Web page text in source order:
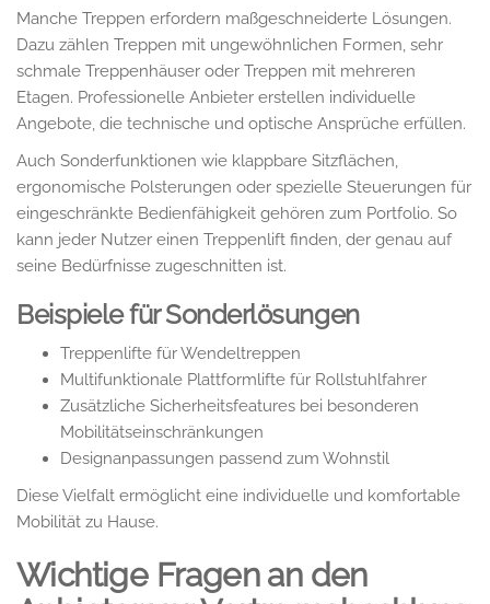
Manche Treppen erfordern maßgeschneiderte Lösungen.
Dazu zählen Treppen mit ungewöhnlichen Formen, sehr
schmale Treppenhäuser oder Treppen mit mehreren
Etagen. Professionelle Anbieter erstellen individuelle
Angebote, die technische und optische Ansprüche erfüllen.
Auch Sonderfunktionen wie klappbare Sitzflächen,
ergonomische Polsterungen oder spezielle Steuerungen für
eingeschränkte Bedienfähigkeit gehören zum Portfolio. So
kann jeder Nutzer einen Treppenlift finden, der genau auf
seine Bedürfnisse zugeschnitten ist.
Beispiele für Sonderlösungen
Treppenlifte für Wendeltreppen
Multifunktionale Plattformlifte für Rollstuhlfahrer
Zusätzliche Sicherheitsfeatures bei besonderen
Mobilitätseinschränkungen
Designanpassungen passend zum Wohnstil
Diese Vielfalt ermöglicht eine individuelle und komfortable
Mobilität zu Hause.
Wichtige Fragen an den